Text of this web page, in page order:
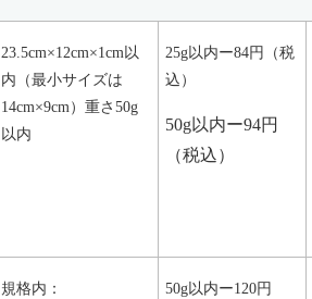
23.5cm×12cm×1cm以
内（最小サイズは
14cm×9cm）重さ50g
以内
25g以内ー84円（税
込）
50g以内ー94円
（税込）
規格内：
50g以内ー120円